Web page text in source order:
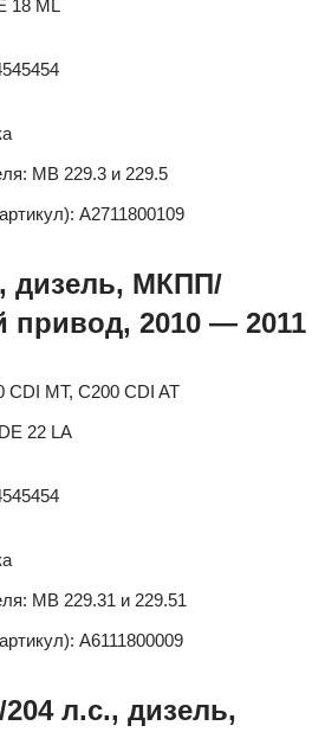
18 ML
MB 229.3 и 229.5
A2711800109
дизель, МКПП/
привод, 2010 — 2011
CDI MT, C200 CDI AT
22 LA
MB 229.31 и 229.51
A6111800009
л.с., дизель,